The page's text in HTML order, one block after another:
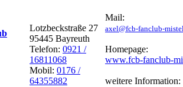
Lotzbeckstraße 27
95445 Bayreuth
Telefon: 0921 /
16811068
Mobil: 0176 /
64355882
Mail:
axel@fcb-fanclub-
Homepage:
www.fcb-fanclub-
weitere Information: